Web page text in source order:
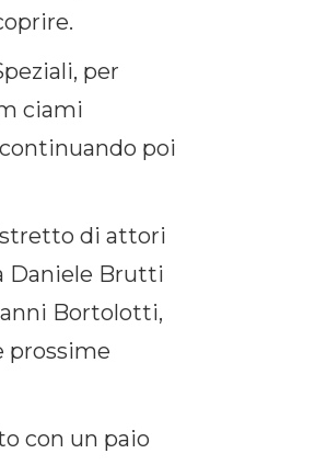
per
ciami
poi
di attori
Daniele Brutti
Bortolotti,
prossime
con un paio